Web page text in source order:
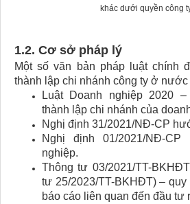
khác dưới quyền công
1.2. Cơ sở pháp lý
Một số văn bản pháp luật chính
thành lập chi nhánh công ty ở nước
Luật Doanh nghiệp 2020
thành lập chi nhánh của
Nghị định 31/2021/NĐ-CP
Nghị định 01/2021/NĐ-
nghiệp.
Thông tư 03/2021/TT-
tư 25/2023/TT-BKHĐT) – quy
báo cáo liên quan đến đầu tư